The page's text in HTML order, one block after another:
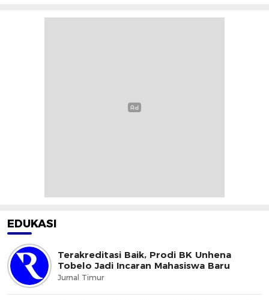
EDUKASI
Terakreditasi Baik, Prodi BK Unhena
Tobelo Jadi Incaran Mahasiswa Baru
Jurnal Timur